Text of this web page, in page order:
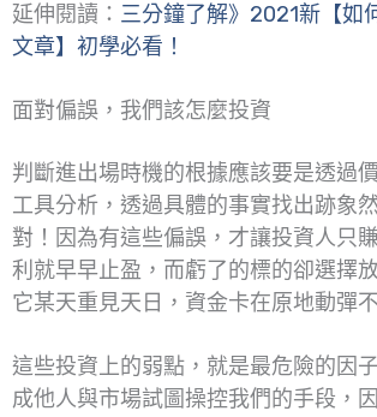
延伸閱讀： 三分鐘了解》2021新【如
文章】初學必看！
面對偏誤，我們該怎麼投資
判斷進出場時機的根據應該要是透過
工具分析，透過具體的事實找出跡象
對！因為有這些偏誤，才讓投資人只
利就早早止盈，而虧了的標的卻選擇
它某天重見天日，資金卡在原地動彈
這些投資上的弱點，就是最危險的因
成他人與市場試圖操控我們的手段，